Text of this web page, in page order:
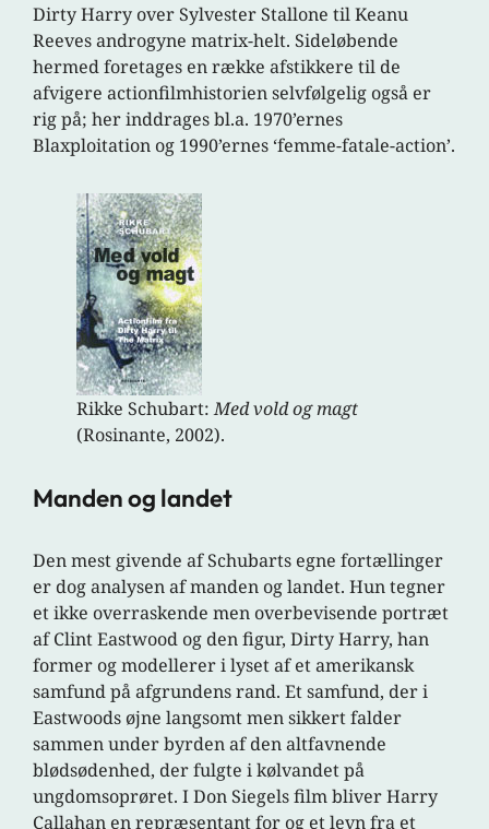
Dirty Harry over Sylvester Stallone til Keanu
Reeves androgyne matrix-helt. Sideløbende
hermed foretages en række afstikkere til de
afvigere actionfilmhistorien selvfølgelig også er
rig på; her inddrages bl.a. 1970’ernes
Blaxploitation og 1990’ernes ‘femme-fatale-action’.
Rikke Schubart:Med vold og magt
(Rosinante, 2002).
Manden og landet
Den mest givende af Schubarts egne fortællinger
er dog analysen af manden og landet. Hun tegner
et ikke overraskende men overbevisende portræt
af Clint Eastwood og den figur, Dirty Harry, han
former og modellerer i lyset af et amerikansk
samfund på afgrundens rand. Et samfund, der i
Eastwoods øjne langsomt men sikkert falder
sammen under byrden af den altfavnende
blødsødenhed, der fulgte i kølvandet på
ungdomsoprøret. I Don Siegels film bliver Harry
Callahan en repræsentant for og et levn fra et